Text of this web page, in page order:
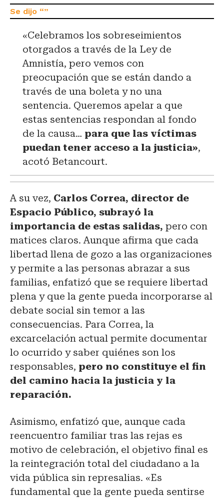
«Celebramos los sobreseimientos
otorgados a través de la Ley de
Amnistía, pero vemos con
preocupación que se están dando a
través de una boleta y no una
sentencia. Queremos apelar a que
estas sentencias respondan al fondo
de la causa… para que las víctimas
puedan tener acceso a la justicia»,
acotó Betancourt.
A su vez, Carlos Correa, director de
Espacio Público, subrayó la
importancia de estas salidas, pero con
matices claros. Aunque afirma que cada
libertad llena de gozo a las organizaciones
y permite a las personas abrazar a sus
familias, enfatizó que se requiere libertad
plena y que la gente pueda incorporarse al
debate social sin temor a las
consecuencias. Para Correa, la
excarcelación actual permite documentar
lo ocurrido y saber quiénes son los
responsables, pero no constituye el fin
del camino hacia la justicia y la
reparación.
Asimismo, enfatizó que, aunque cada
reencuentro familiar tras las rejas es
motivo de celebración, el objetivo final es
la reintegración total del ciudadano a la
vida pública sin represalias. «Es
fundamental que la gente pueda sentirse